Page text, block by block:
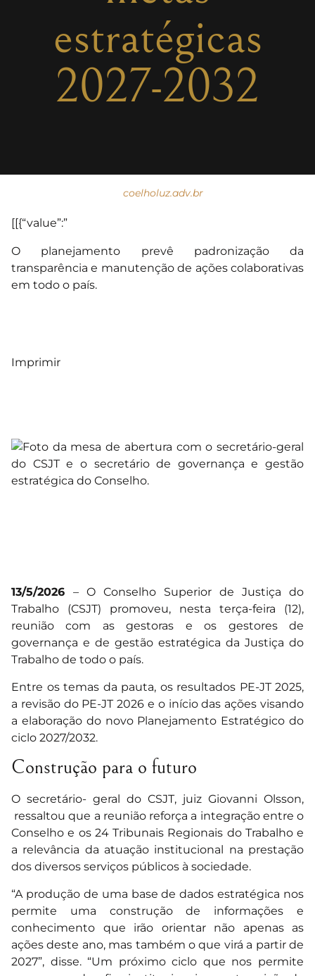
estratégicas
2027-2032
coelholuz.adv.br
[[{“value”:”
O planejamento prevê padronização da
transparência e manutenção de ações colaborativas
em todo o país.
Imprimir
13/5/2026 – O Conselho Superior de Justiça do
Trabalho (CSJT) promoveu, nesta terça-feira (12),
reunião com as gestoras e os gestores de
governança e de gestão estratégica da Justiça do
Trabalho de todo o país.
Entre os temas da pauta, os resultados PE-JT 2025,
a revisão do PE-JT 2026 e o início das ações visando
a elaboração do novo Planejamento Estratégico do
ciclo 2027/2032.
Construção para o futuro
O secretário- geral do CSJT, juiz Giovanni Olsson,
ressaltou que a reunião reforça a integração entre o
Conselho e os 24 Tribunais Regionais do Trabalho e
a relevância da atuação institucional na prestação
dos diversos serviços públicos à sociedade.
“A produção de uma base de dados estratégica nos
permite uma construção de informações e
conhecimento que irão orientar não apenas as
ações deste ano, mas também o que virá a partir de
2027”, disse. “Um próximo ciclo que nos permite